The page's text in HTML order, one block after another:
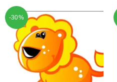
-30%